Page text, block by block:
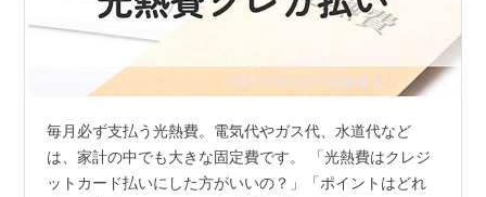
毎月必ず支払う光熱費。電気代やガス代、水道代など
は、家計の中でも大きな固定費です。 「光熱費はクレジ
ットカード払いにした方がいいの？」「ポイントはどれ